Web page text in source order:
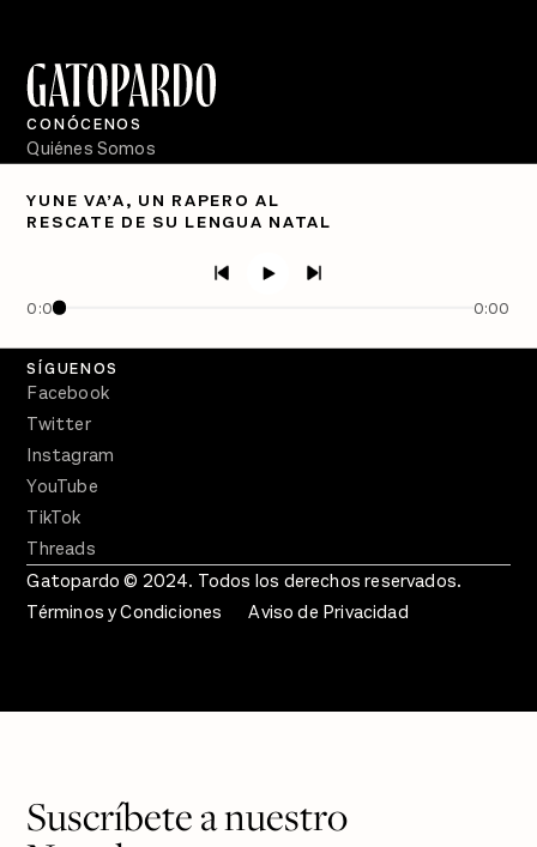
YUNE VA’A, UN RAPERO AL
RESCATE DE SU LENGUA NATAL
0:00 0:00
CONÓCENOS
Quiénes Somos
PÓDCASTS
Crecer en Distopía
SÍGUENOS
Facebook
Twitter
Instagram
YouTube
TikTok
Threads
Gatopardo © 2024. Todos los derechos reservados.
Términos y Condiciones
Aviso de Privacidad
Suscríbete a nuestro